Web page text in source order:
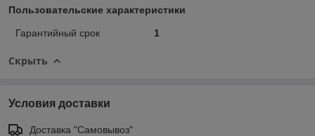
Пользовательские характеристики
Гарантийный срок 1
Скрыть
Условия доставки
Доставка "Самовывоз"